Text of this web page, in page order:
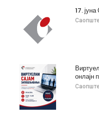
17.
онлајн